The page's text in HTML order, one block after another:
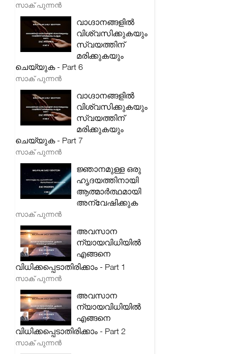
സാക് പുന്നൻ
വാഗ്ദാനങ്ങളിൽ
വിശ്വസിക്കുകയും
സ്വയത്തിന്
മരിക്കുകയും
ചെയ്യുക - Part 6
സാക് പുന്നൻ
വാഗ്ദാനങ്ങളിൽ
വിശ്വസിക്കുകയും
സ്വയത്തിന്
മരിക്കുകയും
ചെയ്യുക - Part 7
സാക് പുന്നൻ
ജ്ഞാനമുള്ള ഒരു
ഹൃദയത്തിനായി
ആത്മാർത്ഥമായി
അന്വേഷിക്കുക
സാക് പുന്നൻ
അവസാന
ന്യായവിധിയിൽ
എങ്ങനെ
വിധിക്കപ്പെടാതിരിക്കാം - Part 1
സാക് പുന്നൻ
അവസാന
ന്യായവിധിയിൽ
എങ്ങനെ
വിധിക്കപ്പെടാതിരിക്കാം - Part 2
സാക് പുന്നൻ